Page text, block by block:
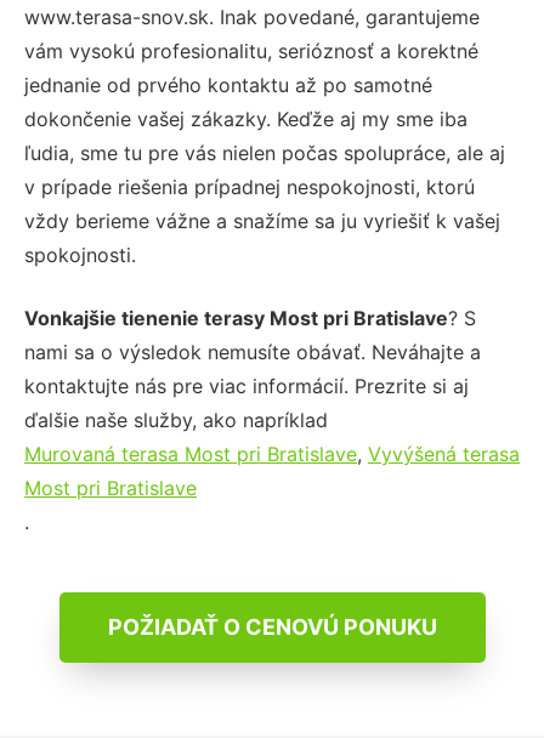
www.terasa-snov.sk. Inak povedané, garantujeme
vám vysokú profesionalitu, serióznosť a korektné
jednanie od prvého kontaktu až po samotné
dokončenie vašej zákazky. Keďže aj my sme iba
ľudia, sme tu pre vás nielen počas spolupráce, ale aj
v prípade riešenia prípadnej nespokojnosti, ktorú
vždy berieme vážne a snažíme sa ju vyriešiť k vašej
spokojnosti.
Vonkajšie tienenie terasy Most pri Bratislave? S
nami sa o výsledok nemusíte obávať. Neváhajte a
kontaktujte nás pre viac informácií. Prezrite si aj
ďalšie naše služby, ako napríklad
Murovaná terasa Most pri Bratislave, Vyvýšená terasa
Most pri Bratislave
.
POŽIADAŤ O CENOVÚ PONUKU